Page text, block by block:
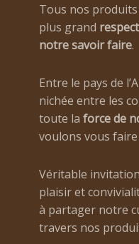
Tous nos
plus grand
notre savoir faire.
Entre le pays de
nichée entre les
toute la force de
voulons vous
Véritable invitation
plaisir et
à partager notre
travers nos